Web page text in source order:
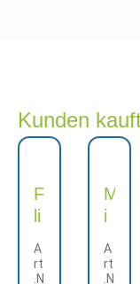
Kunden
F
li
p
A
rt
.N
M
i
i
A
rt
.N